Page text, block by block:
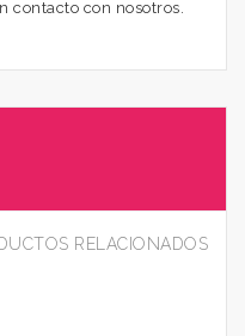
contacto con nosotros.
RELACIONADOS